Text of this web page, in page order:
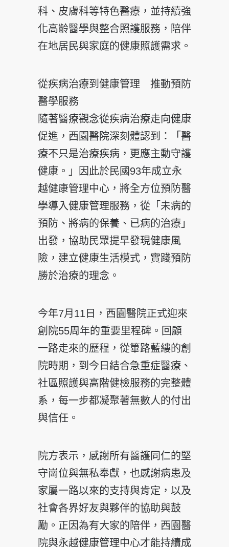
科、皮膚科等特色醫療，並持續強
化高齡醫學與整合照護服務，陪伴
在地居民與家庭的健康照護需求。
從疾病治療到健康管理 推動預防
醫學服務
隨著醫療觀念從疾病治療走向健康
促進，西園醫院深刻體認到：「醫
療不只是治療疾病，更應主動守護
健康。」因此於民國93年成立永
越健康管理中心，將全方位預防醫
學導入健康管理服務，從「未病的
預防、將病的保養、已病的治療」
出發，協助民眾提早發現健康風
險，建立健康生活模式，實踐預防
勝於治療的理念。
今年7月11日，西園醫院正式迎來
創院55周年的重要里程碑。回顧
一路走來的歷程，從篳路藍縷的創
院時期，到今日結合急重症醫療、
社區照護與高階健檢服務的完整體
系，每一步都凝聚著無數人的付出
與信任。
院方表示，感謝所有醫護同仁的堅
守崗位與無私奉獻，也感謝病患及
家屬一路以來的支持與肯定，以及
社會各界好友與夥伴的協助與鼓
勵。正因為有大家的陪伴，西園醫
院與永越健康管理中心才能持續成